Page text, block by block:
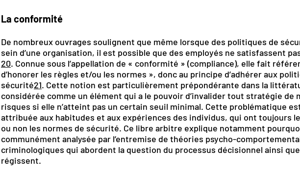
La conformité
De nombreux ouvrages soulignent que même lorsque des politiques de
sein d’une organisation, il est possible que des employés ne satisfassent
20. Connue sous l’appellation de « conformité » (compliance), elle fait
d’honorer les règles et/ou les normes », donc au principe d’adhérer aux
sécurité21. Cette notion est particulièrement prépondérante dans la
considérée comme un élément qui a le pouvoir d’invalider tout stratégie de
risques si elle n’atteint pas un certain seuil minimal. Cette problématique
attribuée aux habitudes et aux expériences des individus, qui ont toujours
ou non les normes de sécurité. Ce libre arbitre explique notamment
communément analysée par l’entremise de théories psycho-
criminologiques qui abordent la question du processus décisionnel ainsi
régissent.